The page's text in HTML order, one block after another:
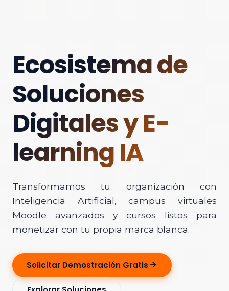
Ecosistema de
Soluciones
Digitales y E-
learning IA
Transformamos tu organización con
Inteligencia Artificial, campus virtuales
Moodle avanzados y cursos listos para
monetizar con tu propia marca blanca.
Solicitar Demostración Gratis